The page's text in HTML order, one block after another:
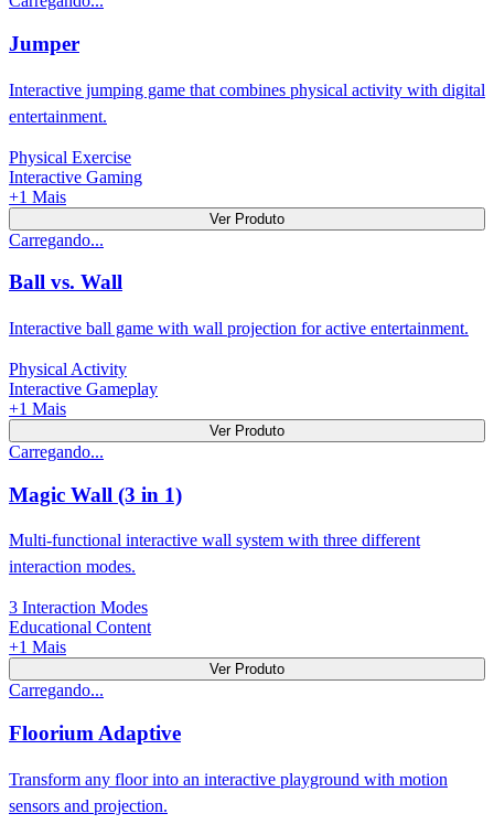
Jumper
Interactive jumping game that combines physical activity with digital
entertainment.
Physical Exercise
Interactive Gaming
+1 Mais
Ver Produto
Carregando...
Ball vs. Wall
Interactive ball game with wall projection for active entertainment.
Physical Activity
Interactive Gameplay
+1 Mais
Ver Produto
Carregando...
Magic Wall (3 in 1)
Multi-functional interactive wall system with three different
interaction modes.
3 Interaction Modes
Educational Content
+1 Mais
Ver Produto
Carregando...
Floorium Adaptive
Transform any floor into an interactive playground with motion
sensors and projection.